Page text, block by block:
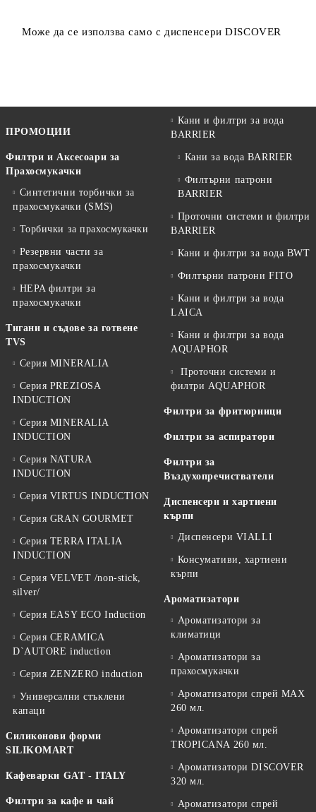
Може да се използва само с диспенсери DISCOVER
ПРОМОЦИИ
Филтри и Аксесоари за
Прахосмукачки
Синтетични торбички за
прахосмукачки (SMS)
Торбички за прахосмукачки
Резервни части за
прахосмукачки
HEPA филтри за
прахосмукачки
Тигани и съдове за готвене
TVS
Серия MINERALIA
Серия PREZIOSA
INDUCTION
Серия MINERALIA
INDUCTION
Серия NATURA
INDUCTION
Серия VIRTUS INDUCTION
Серия GRAN GOURMET
Серия TERRA ITALIA
INDUCTION
Серия VELVET /non-stick,
silver/
Серия EASY ECO Induction
Серия CERAMICA
D`AUTORE induction
Серия ZENZERO induction
Универсални стъклени
капаци
Силиконови форми
SILIKOMART
Кафеварки GAT - ITALY
Филтри за кафе и чай
Кани и филтри за вода
BARRIER
Кани за вода BARRIER
Филтърни патрони
BARRIER
Проточни системи и филтри
BARRIER
Кани и филтри за вода BWT
Филтърни патрони FITO
Кани и филтри за вода
LAICA
Кани и филтри за вода
AQUAPHOR
Проточни системи и
филтри AQUAPHOR
Филтри за фритюрници
Филтри за аспиратори
Филтри за
Въздухопречистватели
Диспенсери и хартиени
кърпи
Диспенсери VIALLI
Консумативи, хартиени
кърпи
Ароматизатори
Ароматизатори за
климатици
Ароматизатори за
прахосмукачки
Ароматизатори спрей MAX
260 мл.
Ароматизатори спрей
TROPICANA 260 мл.
Ароматизатори DISCOVER
320 мл.
Ароматизатори спрей